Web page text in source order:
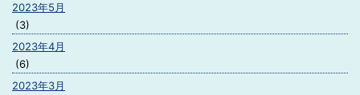
2023年5月
(3)
2023年4月
(6)
2023年3月